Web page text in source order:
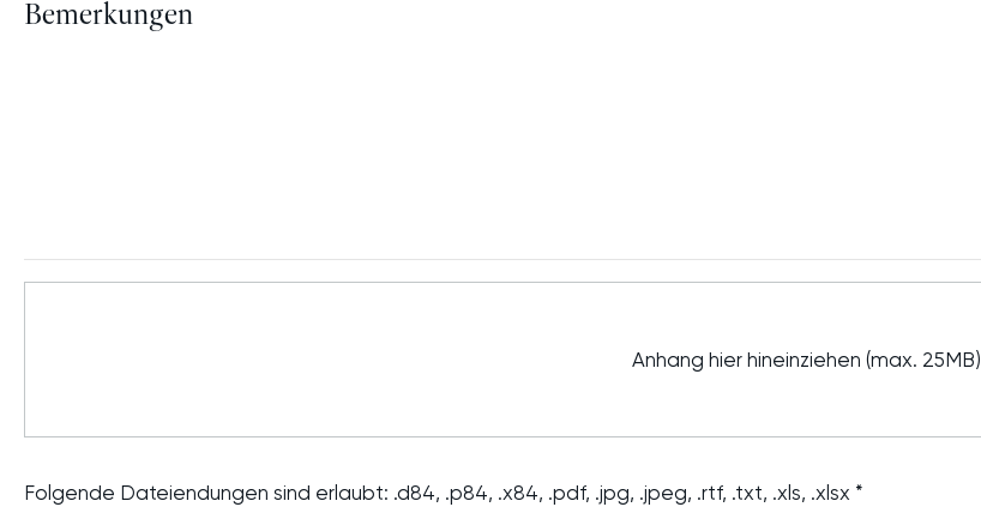
Bemerkungen
Anhang hier hineinziehen (max. 25MB)
Dateitypen:
d84,
Folgende Dateiendungen sind erlaubt: .d84, .p84, .x84, .pdf, .jpg, .jpeg, .rtf, .txt, .xls, .xlsx *